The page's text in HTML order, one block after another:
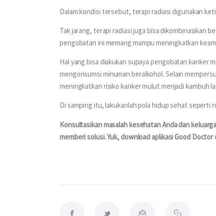
Dalam kondisi tersebut, terapi radiasi digunakan
Tak jarang, terapi radiasi juga bisa dikombinasikan
pengobatan ini memang mampu meningkatkan
Hal yang bisa diakukan supaya pengobatan kanker
mengonsumsi minuman beralkohol. Selain
meningkatkan risiko kanker mulut menjadi kambuh
Di samping itu, lakukanlah pola hidup sehat seperti
Konsultasikan masalah kesehatan Anda dan
memberi solusi. Yuk, download aplikasi Good Doctor